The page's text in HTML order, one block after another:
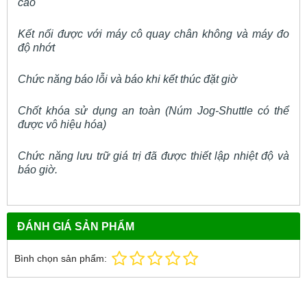
cao
Kết nối được với máy cô quay chân không và máy đo
độ nhớt
Chức năng báo lỗi và báo khi kết thúc đặt giờ
Chốt khóa sử dụng an toàn (Núm Jog-Shuttle có thể
được vô hiệu hóa)
Chức năng lưu trữ giá trị đã được thiết lập nhiệt độ và
báo giờ.
ĐÁNH GIÁ SẢN PHẨM
Bình chọn sản phẩm: